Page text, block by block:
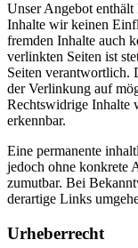
Unser Angebot
Inhalte wir keinen
fremden Inhalte auch
verlinkten Seiten ist
Seiten verantwortlich.
der Verlinkung auf
Rechtswidrige Inhalte
erkennbar.
Eine permanente
jedoch ohne konkrete
zumutbar. Bei
derartige Links
Urheberrecht